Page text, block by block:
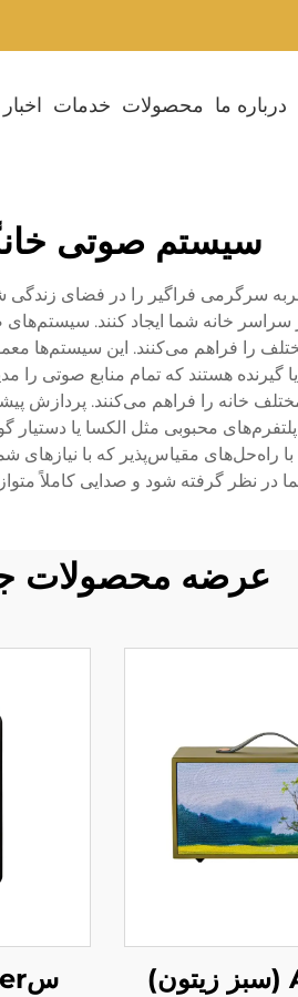
درباره ما محصولات خدمات اخبار
سیستم صوتی
سرگرمی فراگیر را در فضای زندگی
خانه شما ایجاد کنند.
را فراهم می‌کنند. این سیستم‌ها
هستند که تمام منابع صوتی را
خانه را فراهم می‌کنند. پردازش
محبوبی مثل الکسا یا
راه‌حل‌های مقیاس‌پذیر که با
در نظر گرفته شود و صدایی کاملاً
عرضه محصولات